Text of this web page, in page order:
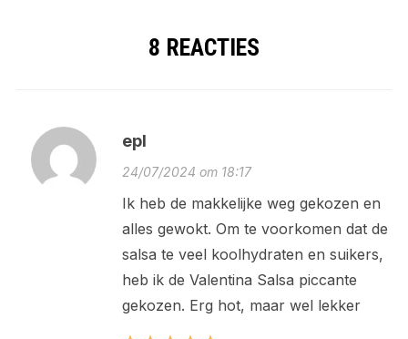
8 REACTIES
epl
24/07/2024 om 18:17
Ik heb de makkelijke weg gekozen en
alles gewokt. Om te voorkomen dat de
salsa te veel koolhydraten en suikers,
heb ik de Valentina Salsa piccante
gekozen. Erg hot, maar wel lekker